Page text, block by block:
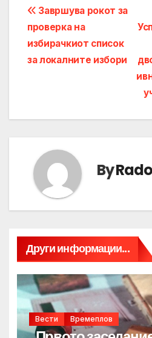
Post
navigation
Завршува рокот за
проверка на
избирачкиот список
за локалните избори
By
Други информации...
Вести Времеплов